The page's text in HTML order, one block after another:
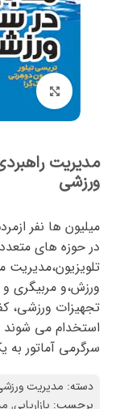
برای
مدیریت
ورزشی
ميليون ها نفر
در حوزه های
تلویزیون،مدیریت
ورزش،و مربیگری
تجهیزات ورزشی،
استخدام می
سرگرمي آماتور
دسته: مدیریت
برچسب: بازاریابی,